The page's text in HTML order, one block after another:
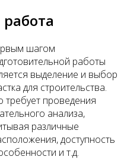
шагом
работы
выделение и выбор
для строительства.
требует проведения
анализа,
различные
доступность
и т.д.